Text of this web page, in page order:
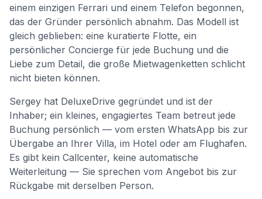
einem einzigen Ferrari und einem Telefon begonnen,
das der Gründer persönlich abnahm. Das Modell ist
gleich geblieben: eine kuratierte Flotte, ein
persönlicher Concierge für jede Buchung und die
Liebe zum Detail, die große Mietwagenketten schlicht
nicht bieten können.
Sergey hat DeluxeDrive gegründet und ist der
Inhaber; ein kleines, engagiertes Team betreut jede
Buchung persönlich — vom ersten WhatsApp bis zur
Übergabe an Ihrer Villa, im Hotel oder am Flughafen.
Es gibt kein Callcenter, keine automatische
Weiterleitung — Sie sprechen vom Angebot bis zur
Rückgabe mit derselben Person.